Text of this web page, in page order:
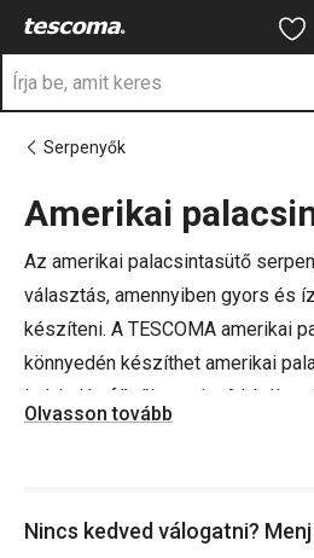
A Amerikai palacsinta-sütők oldalon
Ugrás a fő
Ugrás a
Ugrás a
Serpenyők
Amerikai
Az amerikai palacsintasütő
választás, amennyiben gyors és
készíteni. A TESCOMA amerikai
könnyedén készíthet amerikai
indukciós főzőlapon is. A
palacsintasütőket, sütőben
Olvasson tovább
Nincs kedved válogatni?